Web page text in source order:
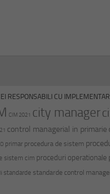
RESPONSABILI CU
CIM 2021 city manager
control managerial in primarie
primar procedura de sistem
sistem cim proceduri operationale
standarde standarde control